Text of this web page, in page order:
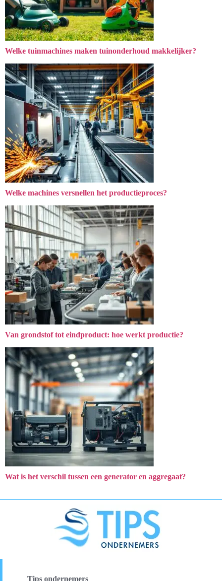
Welke tuinmachines maken tuinonderhoud makkelijker?
Welke machines versnellen het productieproces?
Van grondstof tot eindproduct: hoe werkt productie?
Wat is het verschil tussen een generator en aggregaat?
Tips ondernemers